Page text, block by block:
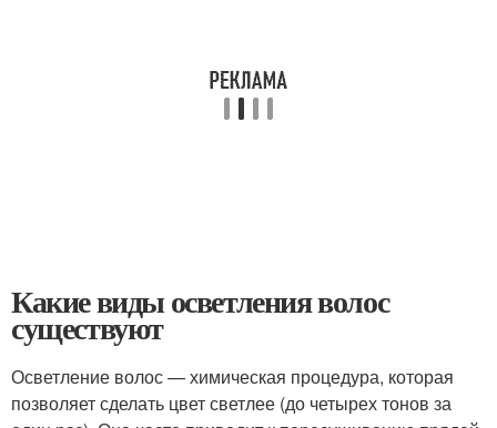
Какие виды осветления волос
существуют
Осветление волос — химическая процедура, которая
позволяет сделать цвет светлее (до четырех тонов за